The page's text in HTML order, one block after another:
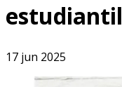
17 jun 2025